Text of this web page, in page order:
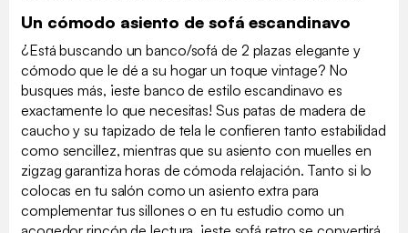
Un cómodo asiento de sofá escandinavo
¿Está buscando un banco/sofá de 2 plazas elegante y
cómodo que le dé a su hogar un toque vintage? No
busques más, ¡este banco de estilo escandinavo es
exactamente lo que necesitas! Sus patas de madera de
caucho y su tapizado de tela le confieren tanto estabilidad
como sencillez, mientras que su asiento con muelles en
zigzag garantiza horas de cómoda relajación. Tanto si lo
colocas en tu salón como un asiento extra para
complementar tus sillones o en tu estudio como un